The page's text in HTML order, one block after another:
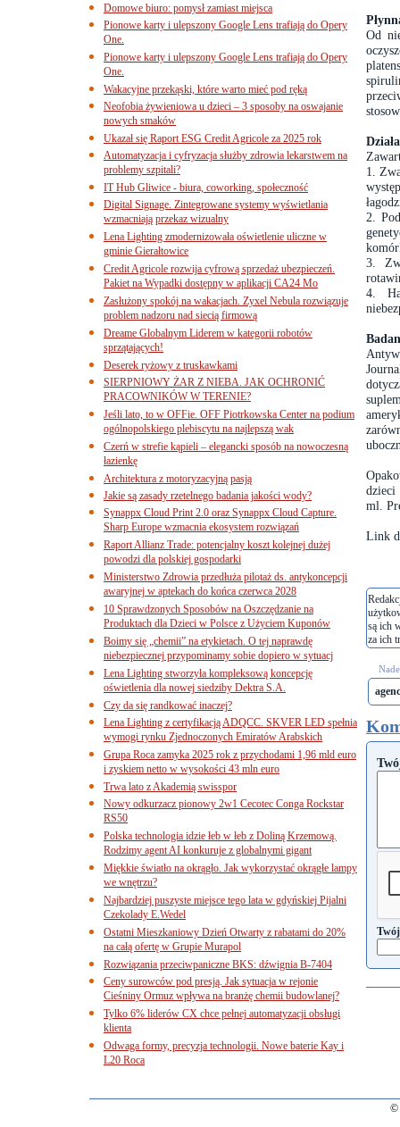
Od
1.
2.
3.
4.
dzieci
ml.
Link
są ich
za ich
Domowe biuro: pomysł zamiast miejsca
Pionowe karty i ulepszony Google Lens trafiają do Opery
One.
Pionowe karty i ulepszony Google Lens trafiają do Opery
One.
Wakacyjne przekąski, które warto mieć pod ręką
Neofobia żywieniowa u dzieci – 3 sposoby na oswajanie
nowych smaków
Ukazał się Raport ESG Credit Agricole za 2025 rok
Automatyzacja i cyfryzacja służby zdrowia lekarstwem na
problemy szpitali?
IT Hub Gliwice - biura, coworking, społeczność
Digital Signage. Zintegrowane systemy wyświetlania
wzmacniają przekaz wizualny
Lena Lighting zmodernizowała oświetlenie uliczne w
gminie Gierałtowice
Credit Agricole rozwija cyfrową sprzedaż ubezpieczeń.
Pakiet na Wypadki dostępny w aplikacji CA24 Mo
Zasłużony spokój na wakacjach. Zyxel Nebula rozwiązuje
problem nadzoru nad siecią firmową
Dreame Globalnym Liderem w kategorii robotów
sprzątających!
Deserek ryżowy z truskawkami
SIERPNIOWY ŻAR Z NIEBA. JAK OCHRONIĆ
PRACOWNIKÓW W TERENIE?
Jeśli lato, to w OFFie. OFF Piotrkowska Center na podium
ogólnopolskiego plebiscytu na najlepszą wak
Czerń w strefie kąpieli – elegancki sposób na nowoczesną
łazienkę
Architektura z motoryzacyjną pasją
Jakie są zasady rzetelnego badania jakości wody?
Synappx Cloud Print 2.0 oraz Synappx Cloud Capture.
Sharp Europe wzmacnia ekosystem rozwiązań
Raport Allianz Trade: potencjalny koszt kolejnej dużej
powodzi dla polskiej gospodarki
Ministerstwo Zdrowia przedłuża pilotaż ds. antykoncepcji
awaryjnej w aptekach do końca czerwca 2028
10 Sprawdzonych Sposobów na Oszczędzanie na
Produktach dla Dzieci w Polsce z Użyciem Kuponów
Boimy się „chemii” na etykietach. O tej naprawdę
niebezpiecznej przypominamy sobie dopiero w sytuacj
Lena Lighting stworzyła kompleksową koncepcję
oświetlenia dla nowej siedziby Dektra S.A.
Czy da się randkować inaczej?
Lena Lighting z certyfikacją ADQCC. SKVER LED spełnia
wymogi rynku Zjednoczonych Emiratów Arabskich
Grupa Roca zamyka 2025 rok z przychodami 1,96 mld euro
i zyskiem netto w wysokości 43 mln euro
Trwa lato z Akademią swisspor
Nowy odkurzacz pionowy 2w1 Cecotec Conga Rockstar
RS50
Polska technologia idzie łeb w łeb z Doliną Krzemową.
Rodzimy agent AI konkuruje z globalnymi gigant
Miękkie światło na okrągło. Jak wykorzystać okrągłe lampy
we wnętrzu?
Najbardziej puszyste miejsce tego lata w gdyńskiej Pijalni
Czekolady E.Wedel
Ostatni Mieszkaniowy Dzień Otwarty z rabatami do 20%
na całą ofertę w Grupie Murapol
Rozwiązania przeciwpaniczne BKS: dźwignia B-7404
Ceny surowców pod presją. Jak sytuacja w rejonie
Cieśniny Ormuz wpływa na branżę chemii budowlanej?
Tylko 6% liderów CX chce pełnej automatyzacji obsługi
klienta
Odwaga formy, precyzja technologii. Nowe baterie Kay i
L20 Roca
©